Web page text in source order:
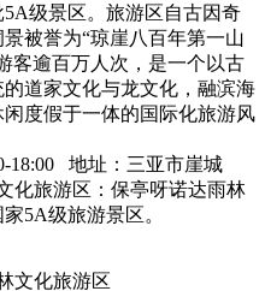
级景区。旅游区自古因奇
被誉为“琼崖八百年第一山
客逾百万人次，是一个以古
道家文化与龙文化，融滨海
度假于一体的国际化旅游风
18:00 地址：三亚市崖城
化旅游区：保亭呀诺达雨林
5A级旅游景区。
文化旅游区